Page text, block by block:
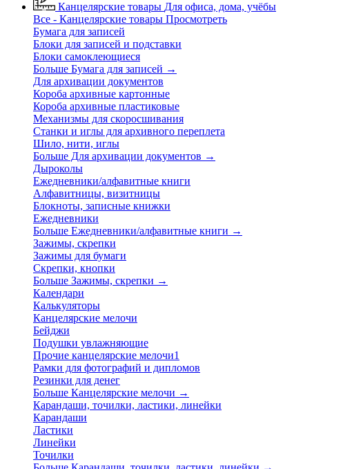
Канцелярские товары Для офиса, дома, учёбы
Все - Канцелярские товары Просмотреть
Бумага для записей
Блоки для записей и подставки
Блоки самоклеющиеся
Больше Бумага для записей →
Для архивации документов
Короба архивные картонные
Короба архивные пластиковые
Механизмы для скоросшивания
Станки и иглы для архивного переплета
Шило, нити, иглы
Больше Для архивации документов →
Дыроколы
Ежедневники/алфавитные книги
Алфавитницы, визитницы
Блокноты, записные книжки
Ежедневники
Больше Ежедневники/алфавитные книги →
Зажимы, скрепки
Зажимы для бумаги
Скрепки, кнопки
Больше Зажимы, скрепки →
Календари
Калькуляторы
Канцелярские мелочи
Бейджи
Подушки увлажняющие
Прочие канцелярские мелочи1
Рамки для фотографий и дипломов
Резинки для денег
Больше Канцелярские мелочи →
Карандаши, точилки, ластики, линейки
Карандаши
Ластики
Линейки
Точилки